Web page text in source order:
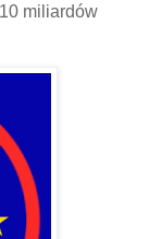
miliardów